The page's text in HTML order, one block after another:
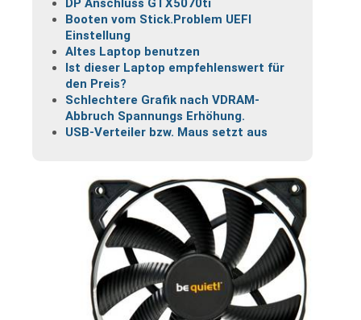
DP Anschluss GTX5070ti
Booten vom Stick.Problem UEFI
Einstellung
Altes Laptop benutzen
Ist dieser Laptop empfehlenswert für
den Preis?
Schlechtere Grafik nach VDRAM-
Abbruch Spannungs Erhöhung.
USB-Verteiler bzw. Maus setzt aus